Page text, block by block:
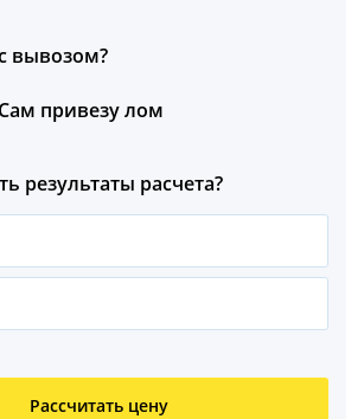
вывозом?
Сам привезу лом
результаты расчета?
Рассчитать цену